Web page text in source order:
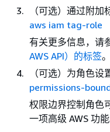
（可选）通过附加
aws iam tag-role
有关更多信息，请
AWS API）的标签。
（可选）为角色设
permissions-
权限边界控制角色
一项高级 AWS 功能